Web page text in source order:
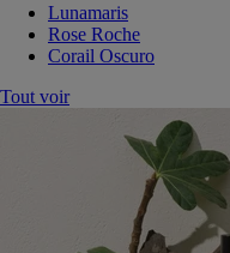
Lunamaris
Rose Roche
Corail Oscuro
Tout voir